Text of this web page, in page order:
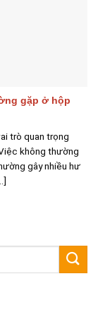
gặp ở hộp
trò quan trọng
không thường
gây nhiều hư